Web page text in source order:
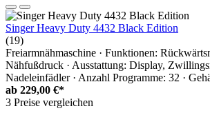
Singer Heavy Duty 4432 Black Edition
(19)
Freiarmnähmaschine · Funktionen:
Nähfußdruck · Ausstattung: Display,
Nadeleinfädler · Anzahl Programme: 32 ·
ab 229,00 €*
3 Preise vergleichen